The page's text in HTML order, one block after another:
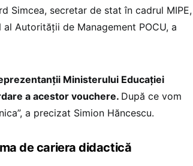
Simcea, secretar de stat în cadrul MIPE,
Autorității de Management POCU, a
Ministerului Educației
a acestor vouchere. După ce vom
a precizat Simion Hăncescu.
de cariera didactică